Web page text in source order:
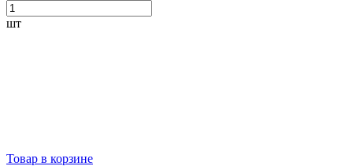
шт
Товар в корзине